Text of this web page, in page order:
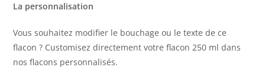
La personnalisation
Vous souhaitez modifier le bouchage ou le texte de ce
flacon ? Customisez directement votre flacon 250 ml dans
nos flacons personnalisés.